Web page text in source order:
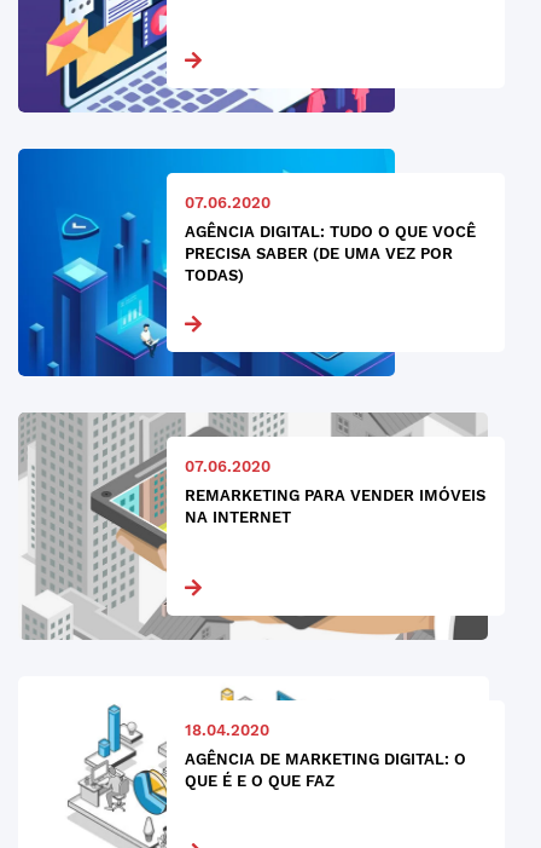
07.06.2020
AGÊNCIA DIGITAL: TUDO O QUE VOCÊ
PRECISA SABER (DE UMA VEZ POR
TODAS)
07.06.2020
REMARKETING PARA VENDER IMÓVEIS
NA INTERNET
18.04.2020
AGÊNCIA DE MARKETING DIGITAL: O
QUE É E O QUE FAZ